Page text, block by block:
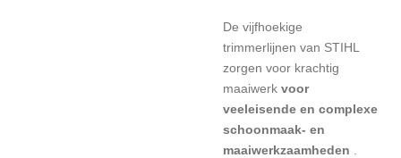
De vijfhoekige
trimmerlijnen van STIHL
zorgen voor krachtig
maaiwerk voor
veeleisende en complexe
schoonmaak- en
maaiwerkzaamheden